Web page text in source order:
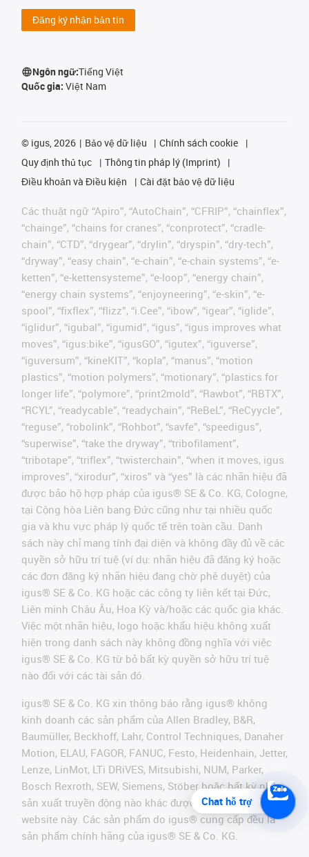
Đăng ký nhận bản tin
Ngôn ngữ:Tiếng Việt
Quốc gia: Việt Nam
© igus, 2026 Bảo vệ dữ liệu
Chính sách cookie
Quy định thủ tục
Thông tin pháp lý (Imprint)
Điều khoản và Điều kiện
Cài đặt bảo vệ dữ liệu
Các thuật ngữ “Apiro”, “AutoChain”, “CFRIP”, “chainflex”,
“chainge”, “chains for cranes”, “conprotect”, “cradle-
chain”, “CTD”, “drygear”, “drylin”, “dryspin”, “dry-tech”,
“dryway”, “easy chain”, “e-chain”, “e-chain systems”, “e-
ketten”, “e-kettensysteme”, “e-loop”, “energy chain”,
“energy chain systems”, “enjoyneering”, “e-skin”, “e-
spool”, “fixflex”, “flizz”, “i.Cee”, “ibow”, “igear”, “iglide”,
“iglidur”, “igubal”, “igumid”, “igus”, “igus improves what
moves”, “igus:bike”, “igusGO”, “igutex”, “iguverse”,
“iguversum”, “kineKIT”, “kopla”, “manus”, “motion
plastics”, “motion polymers”, “motionary”, “plastics for
longer life”, “polymore”, “print2mold”, “Rawbot”, “RBTX”,
“RCYL”, “readycable”, “readychain”, “ReBeL”, “ReCyycle”,
“reguse”, “robolink”, “Rohbot”, “savfe”, “speedigus”,
“superwise”, “take the dryway”, “tribofilament”,
“tribotape”, “triflex”, “twisterchain”, “when it moves, igus
improves”, “xirodur”, “xiros” và “yes” là các nhãn hiệu đã
được bảo hộ hợp pháp của igus® SE & Co. KG, Cologne,
tại Cộng hòa Liên bang Đức cũng như tại nhiều quốc
gia và khu vực pháp lý quốc tế trên toàn cầu. Danh
sách này chỉ mang tính đại diện và không đầy đủ về các
quyền sở hữu trí tuệ (ví dụ: nhãn hiệu đã đăng ký hoặc
các đơn đăng ký nhãn hiệu đang chờ phê duyệt) của
igus® SE & Co. KG hoặc các công ty liên kết tại Đức,
Liên minh Châu Âu, Hoa Kỳ và/hoặc các quốc gia khác.
Việc một nhãn hiệu, logo hoặc khẩu hiệu không xuất
hiện trong danh sách này không đồng nghĩa với việc
igus® SE & Co. KG từ bỏ bất kỳ quyền sở hữu trí tuệ
nào đối với các tài sản đó.
igus® SE & Co. KG xin thông báo rằng igus® không
kinh doanh các sản phẩm của Allen Bradley, B&R,
Baumüller, Beckhoff, Lahr, Control Techniques, Danaher
Motion, ELAU, FAGOR, FANUC, Festo, Heidenhain, Jetter,
Lenze, LinMot, LTi DRiVES, Mitsubishi, NUM, Parker,
Bosch Rexroth, SEW, Siemens, Stöber hoặc bất kỳ nhà
sản xuất truyền động nào khác được đề cập trên
website này. Các sản phẩm do igus® cung cấp đều là
sản phẩm chính hãng của igus® SE & Co. KG.
Chat hỗ trợ